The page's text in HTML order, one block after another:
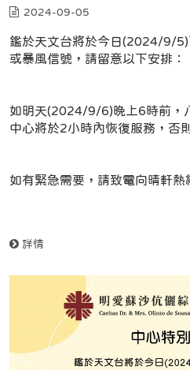
2024-09-05
鑑於天文台將於今日(2024/9/
或暴風信號，請留意以下安排：
如明天(2024/9/6)晚上6時前，
中心將於2小時內恢復服務，否
如有緊急需要，請致電向晴軒熱
詳情